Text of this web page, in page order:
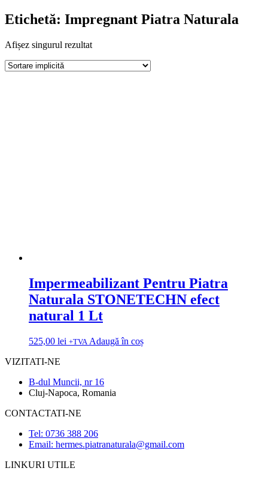
Etichetă: Impregnant Piatra Naturala
Afișez singurul rezultat
Impermeabilizant Pentru Piatra
Naturala STONETECHN efect
natural 1 Lt
525,00 lei +TVA Adaugă în coș
VIZITATI-NE
B-dul Muncii, nr 16
Cluj-Napoca, Romania
CONTACTATI-NE
Tel: 0736 388 206
Email: hermes.piatranaturala@gmail.com
LINKURI UTILE